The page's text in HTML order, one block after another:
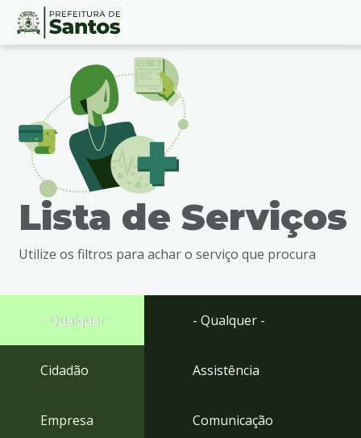
Ir
busca
Ir
rodapé
Conteúdo
Lista de Serviços
Utilize os filtros para achar o serviço que procura
- Qualquer -
Cidadão
Empresa
- Qualquer -
Assistência
Comunicação